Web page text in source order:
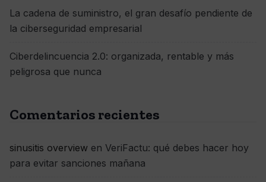
La cadena de suministro, el gran desafío pendiente de
la ciberseguridad empresarial
Ciberdelincuencia 2.0: organizada, rentable y más
peligrosa que nunca
Comentarios recientes
sinusitis overview en VeriFactu: qué debes hacer hoy
para evitar sanciones mañana